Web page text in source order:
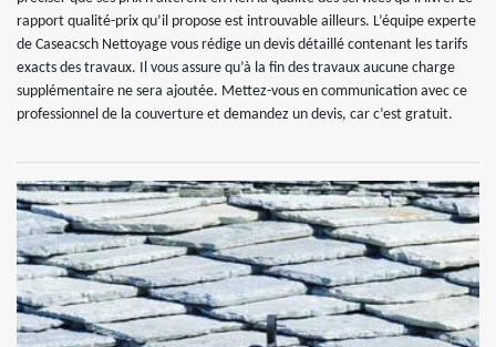
rapport qualité-prix qu’il propose est introuvable ailleurs. L’équipe experte
de Caseacsch Nettoyage vous rédige un devis détaillé contenant les tarifs
exacts des travaux. Il vous assure qu’à la fin des travaux aucune charge
supplémentaire ne sera ajoutée. Mettez-vous en communication avec ce
professionnel de la couverture et demandez un devis, car c’est gratuit.